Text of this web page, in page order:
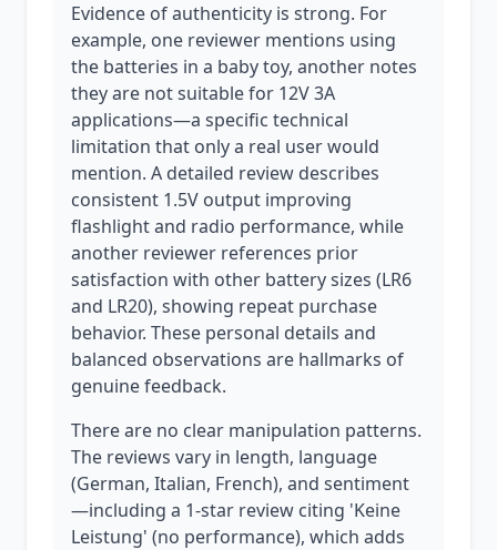
Evidence of authenticity is strong. For
example, one reviewer mentions using
the batteries in a baby toy, another notes
they are not suitable for 12V 3A
applications—a specific technical
limitation that only a real user would
mention. A detailed review describes
consistent 1.5V output improving
flashlight and radio performance, while
another reviewer references prior
satisfaction with other battery sizes (LR6
and LR20), showing repeat purchase
behavior. These personal details and
balanced observations are hallmarks of
genuine feedback.
There are no clear manipulation patterns.
The reviews vary in length, language
(German, Italian, French), and sentiment
—including a 1-star review citing 'Keine
Leistung' (no performance), which adds